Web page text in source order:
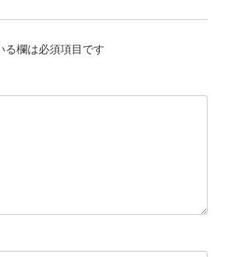
る欄は必須項目です